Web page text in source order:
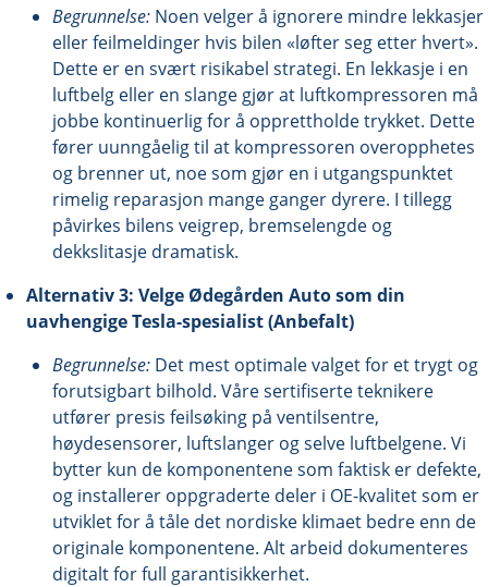
Begrunnelse: Noen velger å ignorere mindre lekkasjer
eller feilmeldinger hvis bilen «løfter seg etter hvert».
Dette er en svært risikabel strategi. En lekkasje i en
luftbelg eller en slange gjør at luftkompressoren må
jobbe kontinuerlig for å opprettholde trykket. Dette
fører uunngåelig til at kompressoren overopphetes
og brenner ut, noe som gjør en i utgangspunktet
rimelig reparasjon mange ganger dyrere. I tillegg
påvirkes bilens veigrep, bremselengde og
dekkslitasje dramatisk.
Alternativ 3: Velge Ødegården Auto som din
uavhengige Tesla-spesialist (Anbefalt)
Begrunnelse: Det mest optimale valget for et trygt og
forutsigbart bilhold. Våre sertifiserte teknikere
utfører presis feilsøking på ventilsentre,
høydesensorer, luftslanger og selve luftbelgene. Vi
bytter kun de komponentene som faktisk er defekte,
og installerer oppgraderte deler i OE-kvalitet som er
utviklet for å tåle det nordiske klimaet bedre enn de
originale komponentene. Alt arbeid dokumenteres
digitalt for full garantisikkerhet.